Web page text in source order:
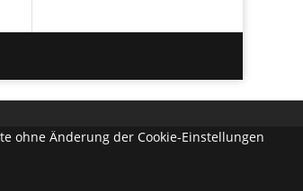
ohne Änderung der Cookie-Einstellungen